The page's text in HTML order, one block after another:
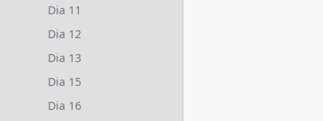
Dia 11
Dia 12
Dia 13
Dia 15
Dia 16